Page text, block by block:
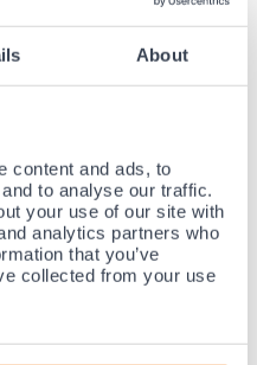
About
content and ads, to
to analyse our traffic.
your use of our site with
analytics partners who
that you’ve
collected from your use
goedkoper!